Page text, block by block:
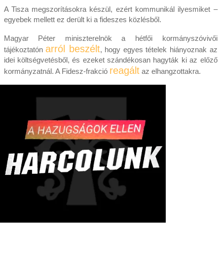
A Tisza megszorításokra készül, ezért kommunikál ilyesmiket –
egyebek mellett ez derült ki a fideszes közlésből.
Magyar Péter miniszterelnök a hétfői kormányszóvivői
tájékoztatónarról beszélt, hogy egyes tételek hiányoznak az
idei költségvetésből, és ezeket szándékosan hagyták ki az előző
kormányzatnál. A Fidesz-frakció reagáltaz elhangzottakra.